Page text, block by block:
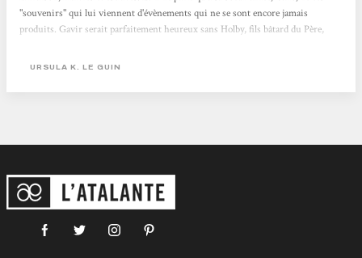
"souvenirs" qui lui viennent d'évènements qui ne se sont encore jamais
produits. Gavir serait parfaitement heureux sans Holby, fils bâtard du Père,
le fils cadet brutal du Père, qui le préfère à son aîné Yaven. Gavir enfant ne sait
URSULA K. LE GUIN